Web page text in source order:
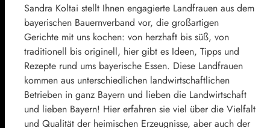
Sandra Koltai stellt Ihnen engagierte Landfrauen aus dem
bayerischen Bauernverband vor, die großartigen
Gerichte mit uns kochen: von herzhaft bis süß, von
traditionell bis originell, hier gibt es Ideen, Tipps und
Rezepte rund ums bayerische Essen. Diese Landfrauen
kommen aus unterschiedlichen landwirtschaftlichen
Betrieben in ganz Bayern und lieben die Landwirtschaft
und lieben Bayern! Hier erfahren sie viel über die Vielfalt
und Qualität der heimischen Erzeugnisse, aber auch der